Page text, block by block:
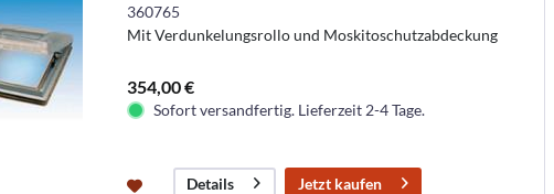
360765
Mit Verdunkelungsrollo und Moskitoschutzabdeckung
354,00 €
Sofort versandfertig. Lieferzeit 2-4 Tage.
Details Jetzt kaufen